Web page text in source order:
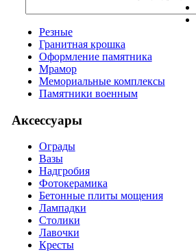
Резные
Гранитная крошка
Оформление памятника
Мрамор
Мемориальные комплексы
Памятники военным
Аксессуары
Ограды
Вазы
Надгробия
Фотокерамика
Бетонные плиты мощения
Лампадки
Столики
Лавочки
Кресты